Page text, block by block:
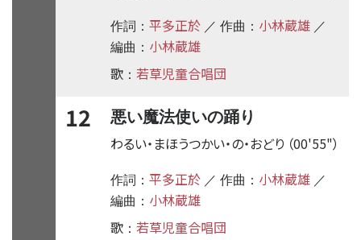
作詞： 平多正於 ／ 作曲： 小林蔵雄 ／
編曲： 小林蔵雄
歌 ： 若草児童合唱団
12 悪い魔法使いの踊り
（00'55"）
わるい・まほうつかい・の・おどり
作詞： 平多正於 ／ 作曲： 小林蔵雄 ／
編曲： 小林蔵雄
歌 ： 若草児童合唱団